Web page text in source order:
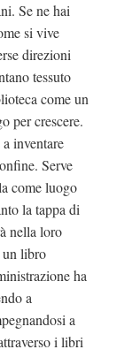
Se ne hai
si vive
direzioni
tessuto
come un
per crescere.
inventare
Serve
come luogo
la tappa di
nella loro
un libro
ha
a
a
i libri